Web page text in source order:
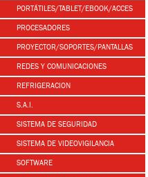
PORTÁTILES/TABLET/EBOOK/ACCES
PROCESADORES
PROYECTOR/SOPORTES/PANTALLAS
REDES Y COMUNICACIONES
REFRIGERACION
S.A.I.
SISTEMA DE SEGURIDAD
SISTEMA DE VIDEOVIGILANCIA
SOFTWARE